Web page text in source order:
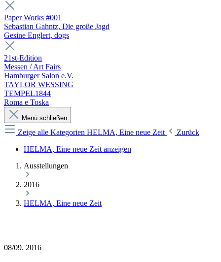
Paper Works #001
Sebastian Gahntz, Die große Jagd
Gesine Englert, dogs
21st-Edition
Messen / Art Fairs
Hamburger Salon e.V.
TAYLOR WESSING
TEMPEL1844
Roma e Toska
Menü schließen
Zeige alle Kategorien HELMA, Eine neue Zeit
Zurück
HELMA, Eine neue Zeit anzeigen
Ausstellungen
2016
HELMA, Eine neue Zeit
08/09. 2016